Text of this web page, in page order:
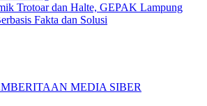
Trotoar dan Halte, GEPAK Lampung
Fakta dan Solusi
MEDIA SIBER